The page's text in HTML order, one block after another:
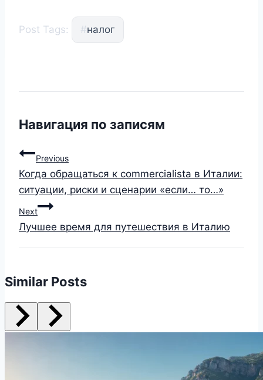
Post Tags: #налог
Навигация по записям
Previous
Когда обращаться к commercialista в Италии:
ситуации, риски и сценарии «если… то…»
Next
Лучшее время для путешествия в Италию
Similar Posts